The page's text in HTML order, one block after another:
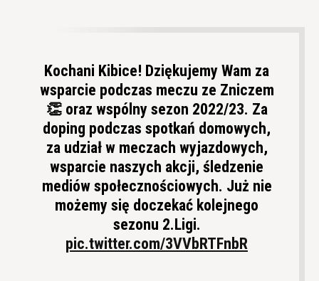
Kochani Kibice! Dziękujemy Wam za
wsparcie podczas meczu ze Zniczem
👏 oraz wspólny sezon 2022/23. Za
doping podczas spotkań domowych,
za udział w meczach wyjazdowych,
wsparcie naszych akcji, śledzenie
mediów społecznościowych. Już nie
możemy się doczekać kolejnego
sezonu 2.Ligi.
pic.twitter.com/3VVbRTFnbR